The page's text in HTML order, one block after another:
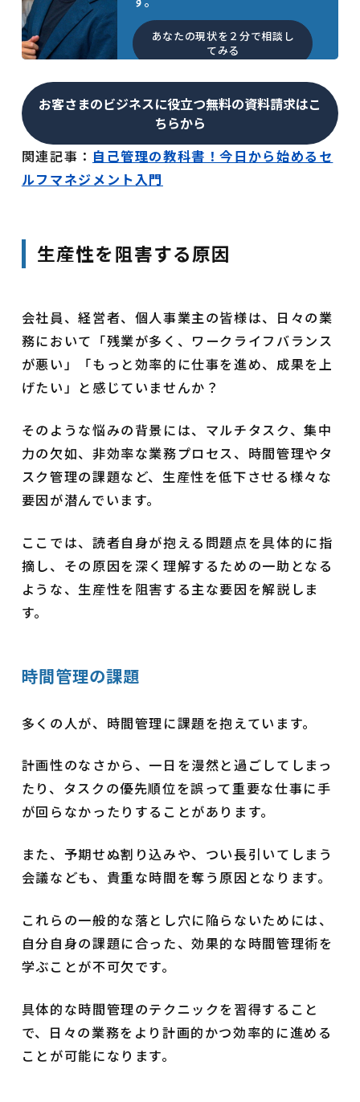
あなたの現状を２分で相談し
てみる
お客さまのビジネスに役立つ無料の資料請求はこ
ちらから
関連記事： 自己管理の教科書！今日から始めるセ
ルフマネジメント入門
生産性を阻害する原因
会社員、経営者、個人事業主の皆様は、日々の業
務において「残業が多く、ワークライフバランス
が悪い」「もっと効率的に仕事を進め、成果を上
げたい」と感じていませんか？
そのような悩みの背景には、マルチタスク、集中
力の欠如、非効率な業務プロセス、時間管理やタ
スク管理の課題など、生産性を低下させる様々な
要因が潜んでいます。
ここでは、読者自身が抱える問題点を具体的に指
摘し、その原因を深く理解するための一助となる
ような、生産性を阻害する主な要因を解説しま
す。
時間管理の課題
多くの人が、時間管理に課題を抱えています。
計画性のなさから、一日を漫然と過ごしてしまっ
たり、タスクの優先順位を誤って重要な仕事に手
が回らなかったりすることがあります。
また、予期せぬ割り込みや、つい長引いてしまう
会議なども、貴重な時間を奪う原因となります。
これらの一般的な落とし穴に陥らないためには、
自分自身の課題に合った、効果的な時間管理術を
学ぶことが不可欠です。
具体的な時間管理のテクニックを習得すること
で、日々の業務をより計画的かつ効率的に進める
ことが可能になります。